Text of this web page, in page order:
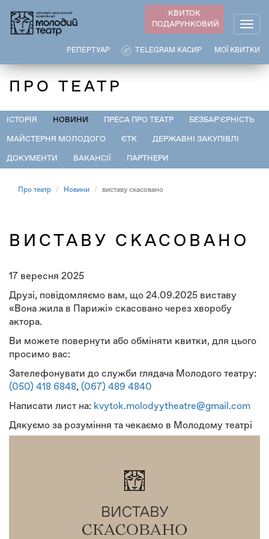
основного
КВИТОК
ПОДАРУНКОВИЙ
МОЇ КВИТКИ
TELEGRAM КАСИР
РЕПЕРТУАР
ПРО ТЕАТР
ІСТОРІЯ НОВИНИ ПРЕСА ПРО ТЕАТР БЕЗБАР'ЄРНІСТЬ
МАЙСТЕРНЯ МОЛОДОГО ЄТК ДЕРЖАВНІ ЗАКУПІВЛІ
ДОКУМЕНТИ ВАКАНСІЇ ПАРТНЕРИ
Про театр Новини виставу скасовано
ВИСТАВУ СКАСОВАНО
17 вересня 2025
Друзі, повідомляємо вам, що 24.09.2025 виставу
«Вона жила в Парижі» скасовано через хворобу
актора.
Ви можете повернути або обміняти квитки, для цього
просимо вас:
Зателефонувати до служби глядача Молодого театру:
(050) 418 6848, (067) 489 4840
Написати лист на: kvytok.molodyytheatre@gmail.com
Дякуємо за розуміння та чекаємо в Молодому театрі